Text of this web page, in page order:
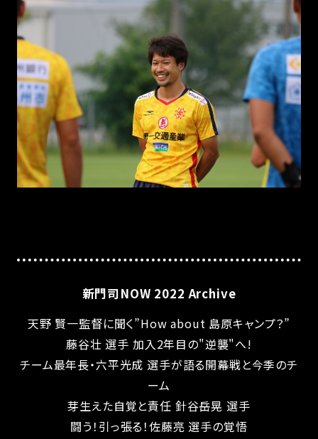
新門司NOW 2022 Archive
天野 賢一監督に聞く”How about 島原キャンプ？”
藤谷壮 選手 加入2年目の"逆襲"へ!
チーム最年長・六平光成 選手が語る開幕戦と今季のチ
ーム
芽生えた自覚と責任 針谷岳晃 選手
闘う！引っ張る！佐藤亮 選手の覚悟